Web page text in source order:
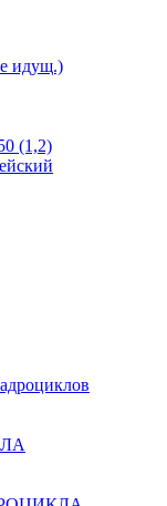
идущ.)
(1,2)